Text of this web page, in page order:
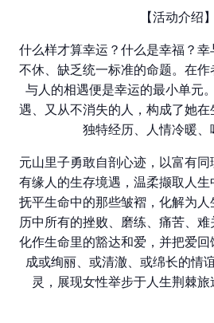
【活动介绍】
什么样才算幸运？什么是幸福？
不休、缺乏统一标准的命题。在
与人的相遇便是幸运的最小单元
遇、又从不消失的人，构成了她
独特经历、人情冷暖、
元山里子勇敢自剖心迹，以富有
有缘人的生存境遇，温柔撷取人生
抚平生命中的那些皱褶，化解为
历中所有的挫败、磨练、痛苦、
化作生命里的豁达和爱，并把爱
成或绚丽、或清澈、或绵长的情
灵，展现女性举步于人生荆棘旅